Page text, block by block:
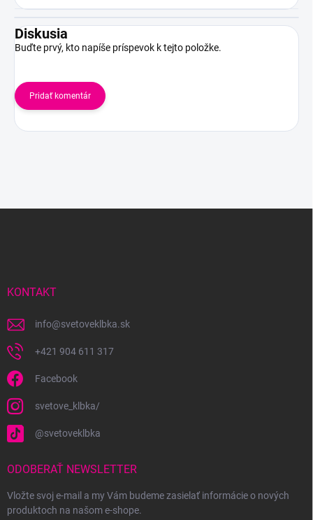
Diskusia
Buďte prvý, kto napíše príspevok k tejto položke.
Pridať komentár
KONTAKT
info@svetoveklbka.sk
+421 904 611 317
Facebook
svetove_klbka/
@svetoveklbka
ODOBERAŤ NEWSLETTER
Vložte svoj e-mail a my Vám budeme zasielať informácie o nových
produktoch na našom e-shope.